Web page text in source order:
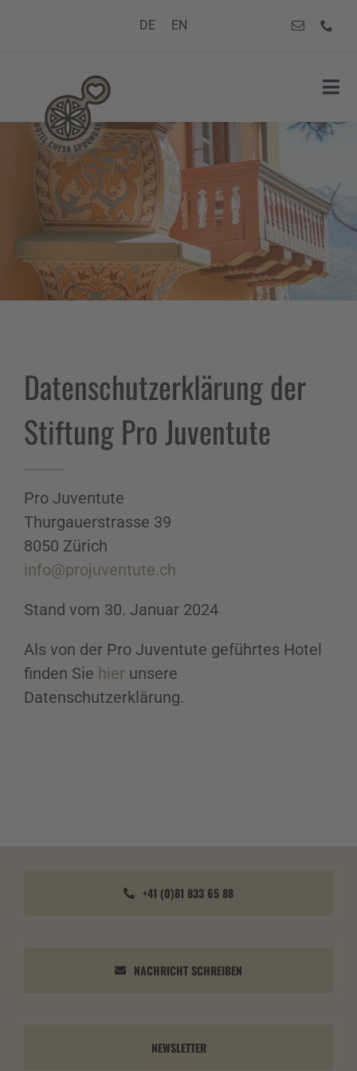
DE EN
Datenschutzerklärung der
Stiftung Pro Juventute
Pro Juventute
Thurgauerstrasse 39
8050 Zürich
info@projuventute.ch
Stand vom 30. Januar 2024
Als von der Pro Juventute geführtes Hotel
finden Sie hier unsere
Datenschutzerklärung.
+41 (0)81 833 65 88
NACHRICHT SCHREIBEN
NEWSLETTER